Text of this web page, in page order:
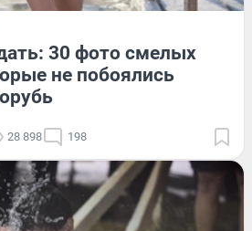
30 фото смелых
не побоялись
28 898 198